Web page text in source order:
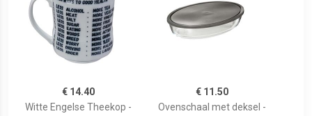
€ 14.40
Witte Engelse Theekop -
€ 11.50
Ovenschaal met deksel -